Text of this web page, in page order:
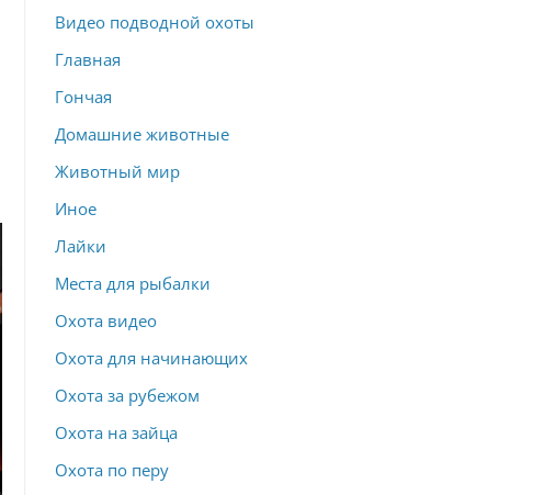
Видео подводной охоты
Главная
Гончая
Домашние животные
Животный мир
Иное
Лайки
Места для рыбалки
Охота видео
Охота для начинающих
Охота за рубежом
Охота на зайца
Охота по перу